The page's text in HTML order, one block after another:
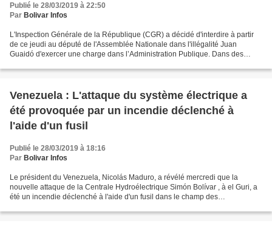
Publié le 28/03/2019 à 22:50
Par Bolivar Infos
L'Inspection Générale de la République (CGR) a décidé d'interdire à partir
de ce jeudi au député de l'Assemblée Nationale dans l'illégalité Juan
Guaidó d'exercer une charge dans l’Administration Publique. Dans des
Venezuela : L'attaque du système électrique a
été provoquée par un incendie déclenché à
l'aide d'un fusil
Publié le 28/03/2019 à 18:16
Par Bolivar Infos
Le président du Venezuela, Nicolás Maduro, a révélé mercredi que la
nouvelle attaque de la Centrale Hydroélectrique Simón Bolívar , à el Guri, a
été un incendie déclenché à l'aide d'un fusil dans le champ des